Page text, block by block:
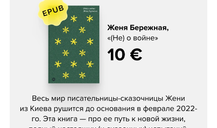
Женя Бережная, «(Не) о войне»